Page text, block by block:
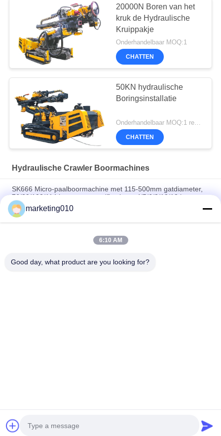
20000N Boren van het
kruk de Hydraulische
Kruippakje
Onderhandelbaar MOQ:1
CHATTEN
50KN hydraulische
Boringsinstallatie
Onderhandelbaar MOQ:1 reeks
CHATTEN
Hydraulische Crawler Boormachines
SK666 Micro-paalboormachine met 115-500mm gatdiameter,
76/89/102/114 boorstangspecificatie en 4/5/6/8/10/12 hamer
voor precisie-technische boringen
Volledig boorapparaat voor hydraulische techniek van het type
Boormachines
marketing010
6:10 AM
Good day, what product are you looking for?